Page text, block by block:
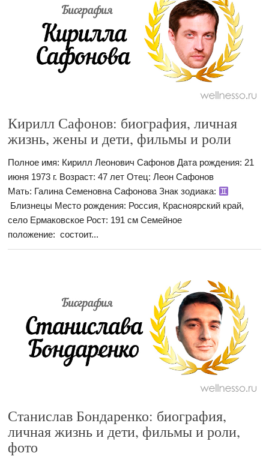
Кирилл Сафонов: биография, личная
жизнь, жены и дети, фильмы и роли
Полное имя: Кирилл Леонович Сафонов Дата рождения: 21
июня 1973 г. Возраст: 47 лет Отец: Леон Сафонов
Мать: Галина Семеновна Сафонова Знак зодиака:
Близнецы Место рождения: Россия, Красноярский край,
село Ермаковское Рост: 191 см Семейное
положение: состоит...
Станислав Бондаренко: биография,
личная жизнь и дети, фильмы и роли,
фото